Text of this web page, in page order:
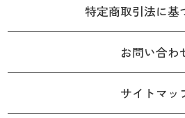
特定商取引法に基
お問い合わ
サイトマッ